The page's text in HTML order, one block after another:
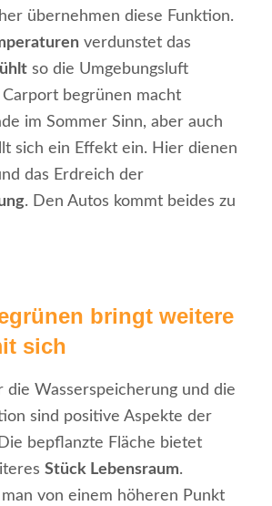
übernehmen diese Funktion.
verdunstet das
so die Umgebungsluft
begrünen macht
im Sommer Sinn, aber auch
sich ein Effekt ein. Hier dienen
das Erdreich der
. Den Autos kommt beides zu
bringt weitere
sich
die Wasserspeicherung und die
sind positive Aspekte der
bepflanzte Fläche bietet
Stück Lebensraum.
von einem höheren Punkt